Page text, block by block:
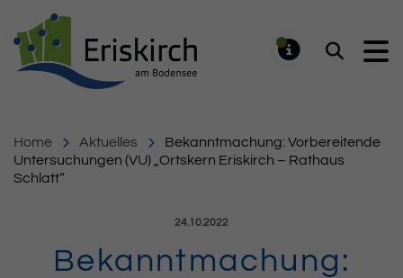
Suchen
Home Aktuelles
Bekanntmachung: Vorbereitende
Untersuchungen (VU) „Ortskern Eriskirch – Rathaus
Schlatt“
Veröffentlicht am:
24.10.2022
Bekanntmachung: